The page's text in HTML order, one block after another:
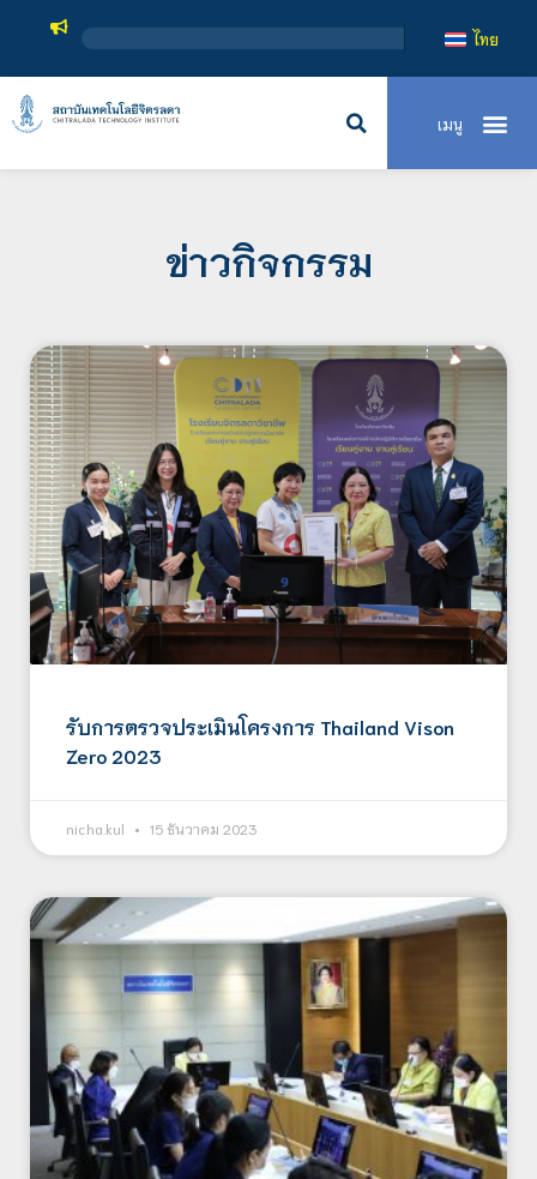
สถาบันเทคโ
ไทย
ข่าวกิจกรรม
รับการตรวจประเมินโครงการ Thailand Vison
Zero 2023
nicha.kul 15 ธันวาคม 2023